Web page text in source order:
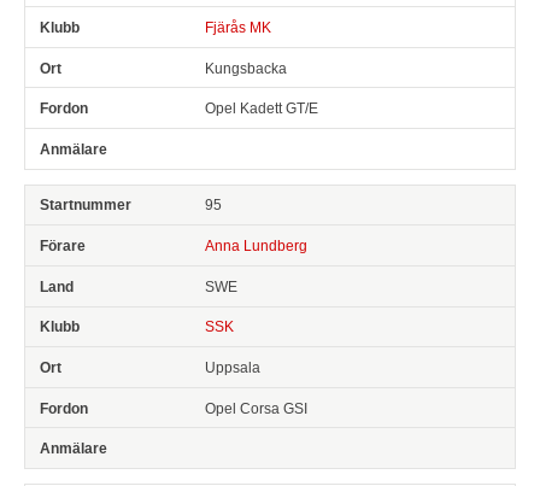
Fjärås MK
Kungsbacka
Opel Kadett GT/E
95
Anna Lundberg
SWE
SSK
Uppsala
Opel Corsa GSI